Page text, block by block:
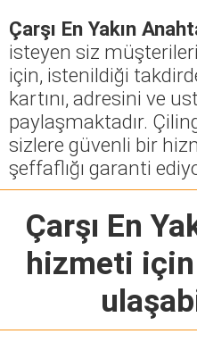
Çarşı En Yakın
isteyen siz
için, istenildiği
kartını, adresini ve
paylaşmaktadır.
sizlere güvenli bir
şeffaflığı garanti
Çarşı En
hizmeti